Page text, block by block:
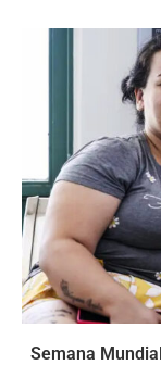
Semana